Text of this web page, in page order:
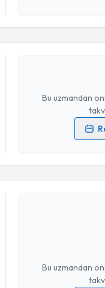
Bu uzmandan
oluşturun. Size bu
hazırlandığında e-posta
Kişisel verilerimin
işlenmesini kabul
Bu uzmandan
Randevu Takvimi